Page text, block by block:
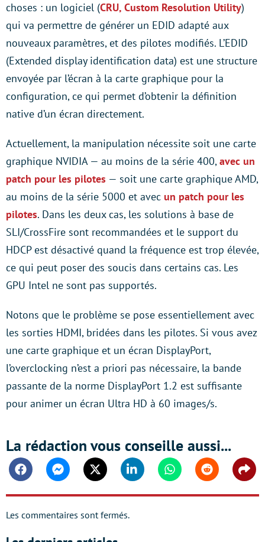
choses : un logiciel (CRU, Custom Resolution Utility)
qui va permettre de générer un EDID adapté aux
nouveaux paramètres, et des pilotes modifiés. L’EDID
(Extended display identification data) est une structure
envoyée par l’écran à la carte graphique pour la
configuration, ce qui permet d’obtenir la définition
native d’un écran directement.
Actuellement, la manipulation nécessite soit une carte
graphique NVIDIA — au moins de la série 400,avec un
patch pour les pilotes — soit une carte graphique AMD,
au moins de la série 5000 et avec un patch pour les
pilotes. Dans les deux cas, les solutions à base de
SLI/CrossFire sont recommandées et le support du
HDCP est désactivé quand la fréquence est trop élevée,
ce qui peut poser des soucis dans certains cas. Les
GPU Intel ne sont pas supportés.
Notons que le problème se pose essentiellement avec
les sorties HDMI, bridées dans les pilotes. Si vous avez
une carte graphique et un écran DisplayPort,
l’overclocking n’est a priori pas nécessaire, la bande
passante de la norme DisplayPort 1.2 est suffisante
pour animer un écran Ultra HD à 60 images/s.
La rédaction vous conseille aussi...
FacebookMessengerTwitter Linkedin WhatsappReddit
Les commentaires sont fermés.